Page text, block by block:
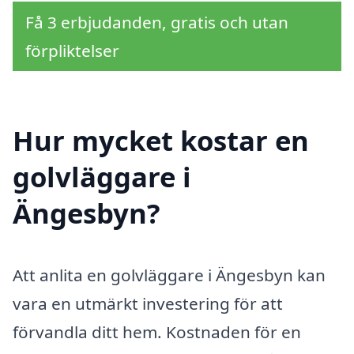
Få 3 erbjudanden, gratis och utan
förpliktelser
Hur mycket kostar en
golvläggare i
Ängesbyn?
Att anlita en golvläggare i Ängesbyn kan
vara en utmärkt investering för att
förvandla ditt hem. Kostnaden för en